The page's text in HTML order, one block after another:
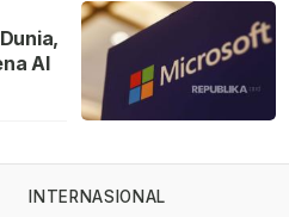
AI
INTERNASIONAL